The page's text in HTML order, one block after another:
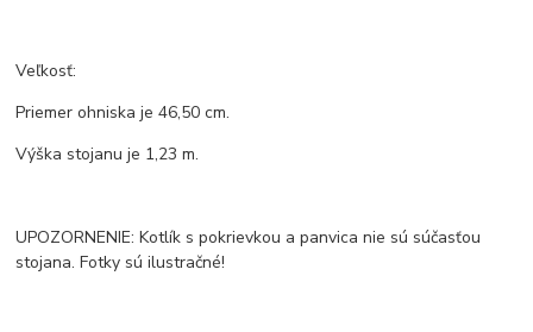
Veľkosť:
Priemer ohniska je 46,50 cm.
Výška stojanu je 1,23 m.
UPOZORNENIE: Kotlík s pokrievkou a panvica nie sú súčasťou
stojana. Fotky sú ilustračné!